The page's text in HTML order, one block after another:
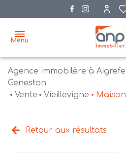
Menu
accueil
vente
Agence immobilère à Aigrefeuille-Sur-Maine et
Geneston
Vente
Vieillevigne Maison
Retour aux résultats